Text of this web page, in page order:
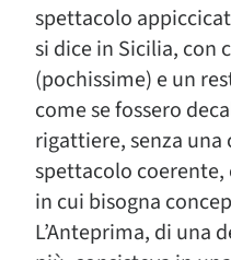
spettacolo
si dice in Sicilia, con
(pochissime) e un
come se fossero
rigattiere, senza una
spettacolo coerente,
in cui bisogna
L’Anteprima, di una